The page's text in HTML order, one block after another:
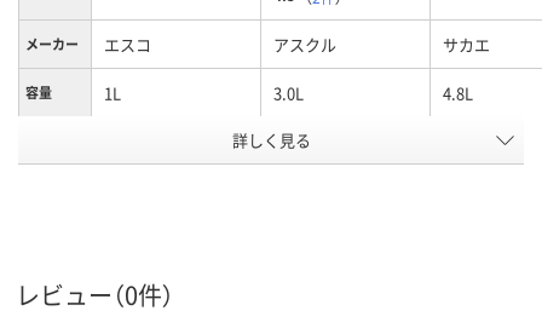
メーカー エスコ アスクル サカエ
容量 1L 3.0L 4.8L
150mm 185mm
アスクル
商品環境
詳しく見る
レビュー（0件）